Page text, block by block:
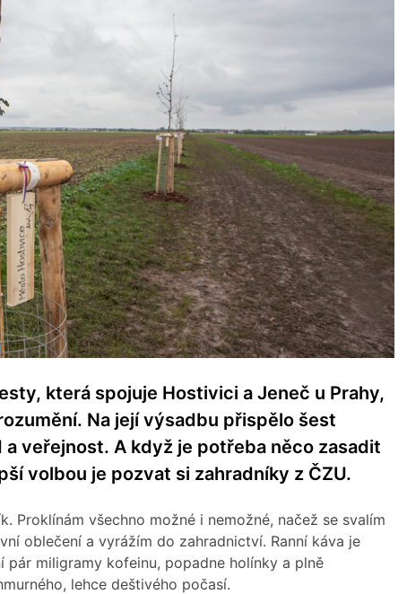
která spojuje Hostivici a Jeneč u Prahy,
Na její výsadbu přispělo šest
veřejnost. A když je potřeba něco zasadit
volbou je pozvat si zahradníky z ČZU.
Proklínám všechno možné i nemožné, načež se svalím
oblečení a vyrážím do zahradnictví. Ranní káva je
pár miligramy kofeinu, popadne holínky a plně
lehce deštivého počasí.